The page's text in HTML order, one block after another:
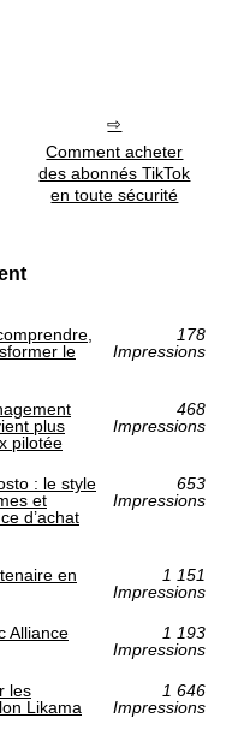
Comment acheter
des abonnés TikTok
en toute sécurité
le
178
Impressions
plus
pilotée
468
Impressions
: le style
et
d’achat
653
Impressions
en
1 151
Impressions
Alliance
1 193
Impressions
les
Likama
1 646
Impressions